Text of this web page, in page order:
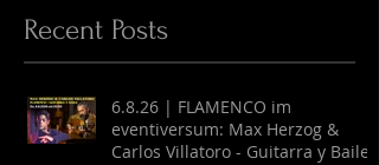
Recent Posts
6.8.26 | FLAMENCO im
eventiversum: Max Herzog &
Carlos Villatoro - Guitarra y Baile